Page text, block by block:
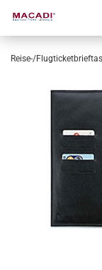
Reise-/